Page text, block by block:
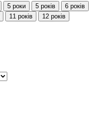
5 роки 5 років
6 років
11 років
12 років